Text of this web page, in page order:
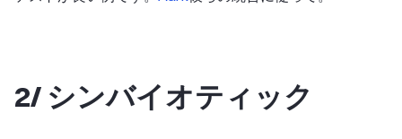
2/ シンバイオティック